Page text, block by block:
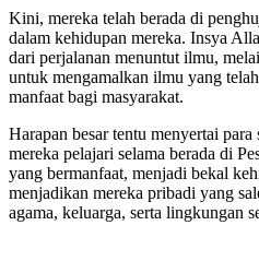
Kini, mereka telah berada di
dalam kehidupan mereka. Insya
dari perjalanan menuntut ilmu,
untuk mengamalkan ilmu yang
manfaat bagi masyarakat.
Harapan besar tentu menyertai
mereka pelajari selama berada di
yang bermanfaat, menjadi bekal
menjadikan mereka pribadi yang
agama, keluarga, serta lingkungan